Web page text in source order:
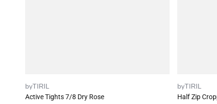
byTIRIL
Active Tights 7/8 Dry Rose
byTIRIL
Half Zip